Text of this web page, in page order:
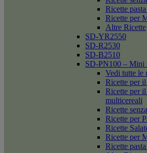
Ricette
Ricette per
Altre Ricette
SD-YR2550
SD-R2530
SD-B2510
SD-PN100 – Mini
Vedi tutte le
Ricette per il
Ricette per
multicereali
Ricette
Ricette per
Ricette
Ricette per
Ricette